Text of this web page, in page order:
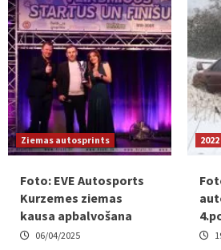
Ziemas autosprints
Foto: EVE Autosports
Kurzemes ziemas
kausa apbalvošana
06/04/2025
2022